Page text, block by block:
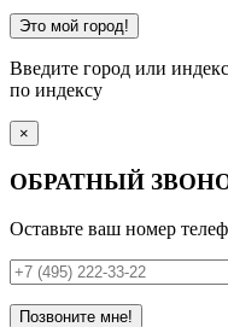
Это мой город!
Введите город или
по индексу
×
ОБРАТНЫЙ
Оставьте ваш номер
Позвоните мне!